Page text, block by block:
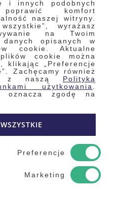
i innych podobnych
komfort
naszej witryny.
wyrażasz
na Twoim
danych opisanych w
cookie. Aktualne
cookie można
klikając „Preferencje
Zachęcamy również
z naszą Polityką
użytkowania
oznacza zgodę na
Preferencje
Marketing
cookie